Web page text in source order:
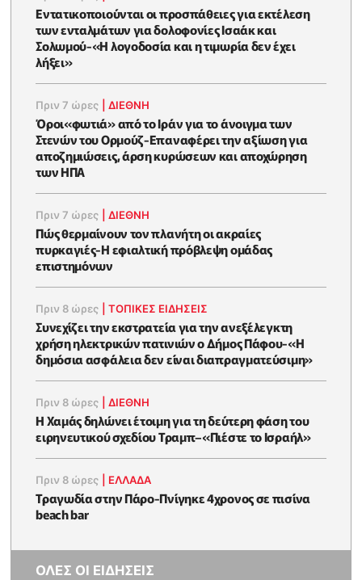
Εντατικοποιούνται οι προσπάθειες για εκτέλεση
των ενταλμάτων για δολοφονίες Ισαάκ και
Σολωμού-«Η λογοδοσία και η τιμωρία δεν έχει
λήξει»
Πριν 7 ώρες |ΔΙΕΘΝΗ
Όροι«φωτιά» από το Ιράν για το άνοιγμα των
Στενών του Ορμούζ-Επαναφέρει την αξίωση για
αποζημιώσεις, άρση κυρώσεων και αποχώρηση
των ΗΠΑ
Πριν 7 ώρες |ΔΙΕΘΝΗ
Πώς θερμαίνουν τον πλανήτη οι ακραίες
πυρκαγιές-Η εφιαλτική πρόβλεψη ομάδας
επιστημόνων
Πριν 8 ώρες |ΤΟΠΙΚΕΣ ΕΙΔΗΣΕΙΣ
Συνεχίζει την εκστρατεία για την ανεξέλεγκτη
χρήση ηλεκτρικών πατινιών ο Δήμος Πάφου-«Η
δημόσια ασφάλεια δεν είναι διαπραγματεύσιμη»
Πριν 8 ώρες |ΔΙΕΘΝΗ
Η Χαμάς δηλώνει έτοιμη για τη δεύτερη φάση του
ειρηνευτικού σχεδίου Τραμπ–«Πιέστε το Ισραήλ»
Πριν 8 ώρες ΕΛΛΑΔΑ
Τραγωδία στην Πάρο-Πνίγηκε 4χρονος σε πισίνα
beach bar
ΟΛΕΣ ΟΙ ΕΙΔΗΣΕΙΣ